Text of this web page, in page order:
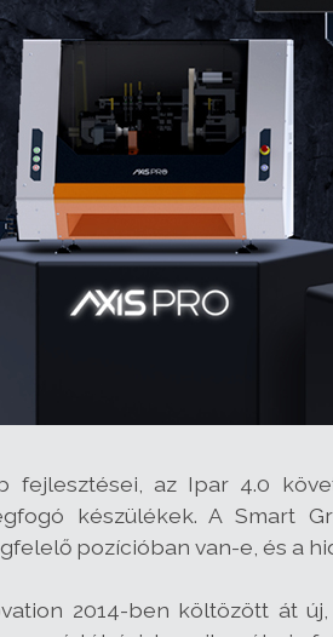
fejlesztései, az Ipar 4.0
készülékek. A Smart
pozícióban van-e, és a
2014-ben költözött át